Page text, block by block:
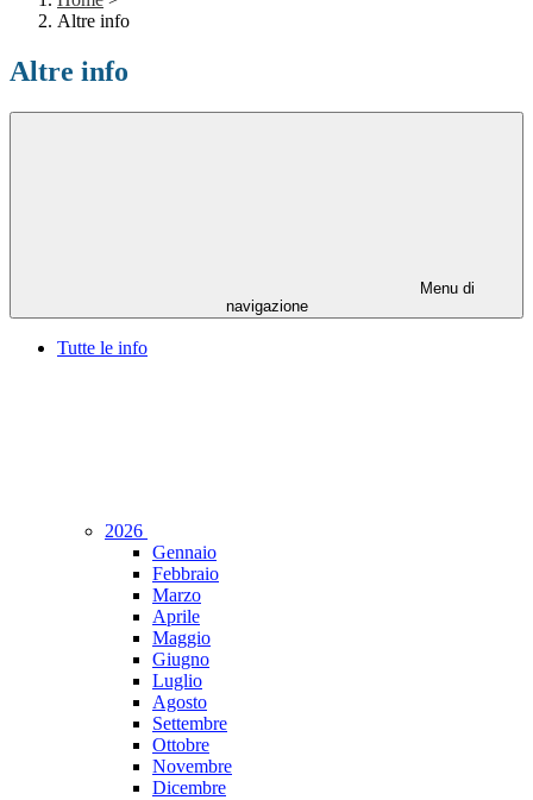
Altre info
Altre info
Menu di
navigazione
Tutte le info
2026
Gennaio
Febbraio
Marzo
Aprile
Maggio
Giugno
Luglio
Agosto
Settembre
Ottobre
Novembre
Dicembre